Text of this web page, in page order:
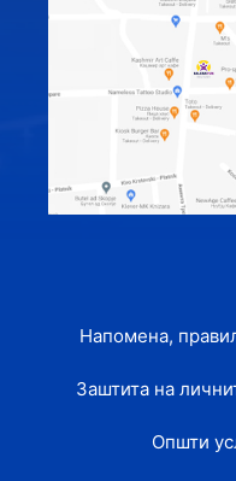
Напомена,
Заштита на
Општи